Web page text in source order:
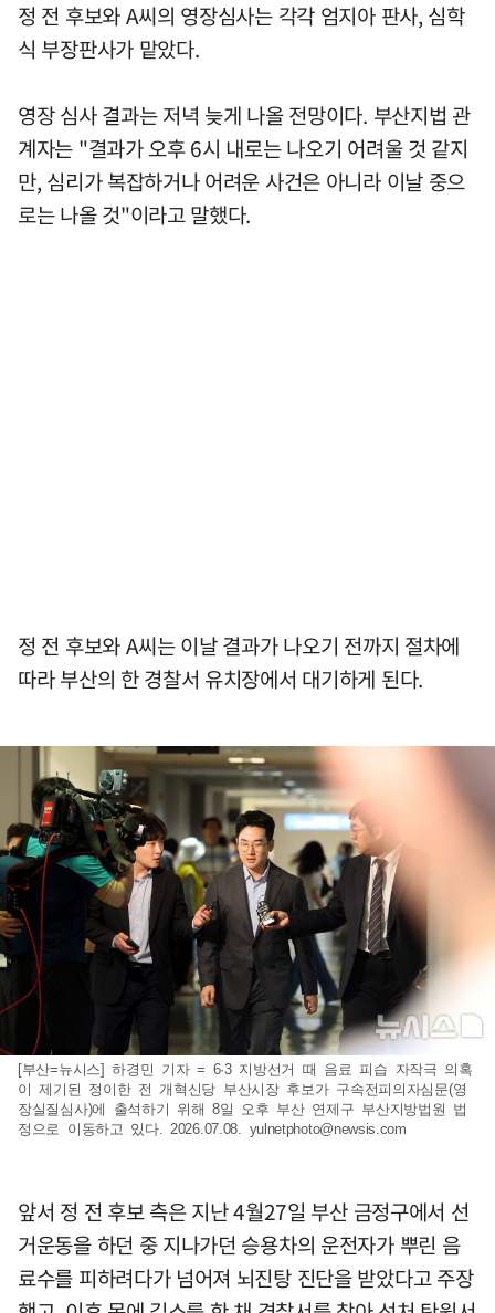
정 전 후보와 A씨의 영장심사는 각각 엄지아 판사, 심학
식 부장판사가 맡았다.
영장 심사 결과는 저녁 늦게 나올 전망이다. 부산지법 관
계자는 "결과가 오후 6시 내로는 나오기 어려울 것 같지
만, 심리가 복잡하거나 어려운 사건은 아니라 이날 중으
로는 나올 것"이라고 말했다.
정 전 후보와 A씨는 이날 결과가 나오기 전까지 절차에
따라 부산의 한 경찰서 유치장에서 대기하게 된다.
[부산=뉴시스] 하경민 기자 = 6·3 지방선거 때 음료 피습 자작극 의혹
이 제기된 정이한 전 개혁신당 부산시장 후보가 구속전피의자심문(영
장실질심사)에 출석하기 위해 8일 오후 부산 연제구 부산지방법원 법
정으로 이동하고 있다. 2026.07.08. yulnetphoto@newsis.com
앞서 정 전 후보 측은 지난 4월27일 부산 금정구에서 선
거운동을 하던 중 지나가던 승용차의 운전자가 뿌린 음
료수를 피하려다가 넘어져 뇌진탕 진단을 받았다고 주장